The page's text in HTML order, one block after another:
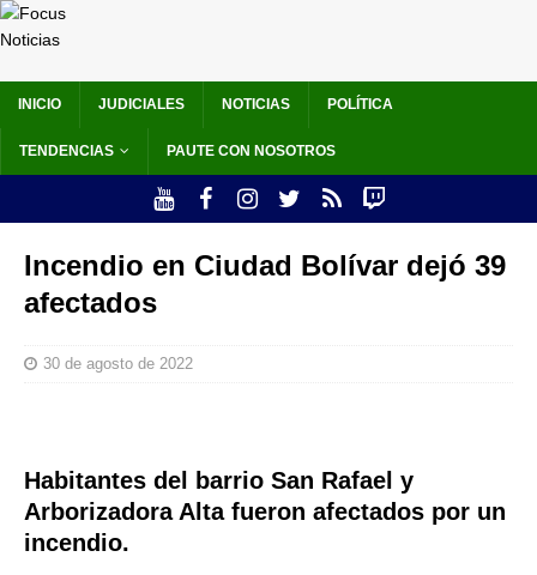
INICIO JUDICIALES NOTICIAS POLÍTICA
TENDENCIAS PAUTE CON NOSOTROS
Incendio en Ciudad Bolívar dejó 39
afectados
30 de agosto de 2022
Habitantes del barrio San Rafael y
Arborizadora Alta fueron afectados por un
incendio.